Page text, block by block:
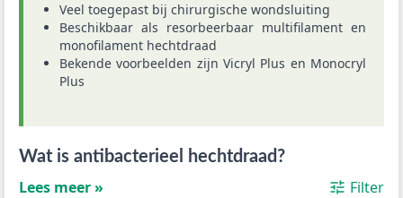
Veel toegepast bij chirurgische wondsluiting
Beschikbaar als resorbeerbaar multifilament en
monofilament hechtdraad
Bekende voorbeelden zijn Vicryl Plus en Monocryl
Plus
Wat is antibacterieel hechtdraad?
Lees meer » Filter